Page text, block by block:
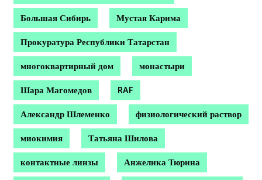
Большая Сибирь Мустая Карима
Прокуратура Республики Татарстан
многоквартирный дом монастыри
Шара Магомедов RAF
Александр Шлеменко физиологический раствор
миокимия Татьяна Шилова
контактные линзы Анжелика Тюрина